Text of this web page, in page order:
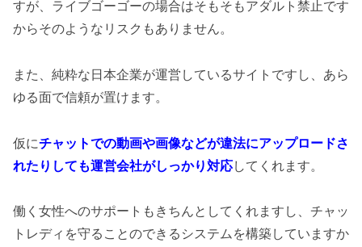
すが、ライブゴーゴーの場合はそもそもアダルト禁止です
からそのようなリスクもありません。
また、純粋な日本企業が運営しているサイトですし、あら
ゆる面で信頼が置けます。
仮にチャットでの動画や画像などが違法にアップロードさ
れたりしても運営会社がしっかり対応してくれます。
働く女性へのサポートもきちんとしてくれますし、チャッ
トレディを守ることのできるシステムを構築していますか